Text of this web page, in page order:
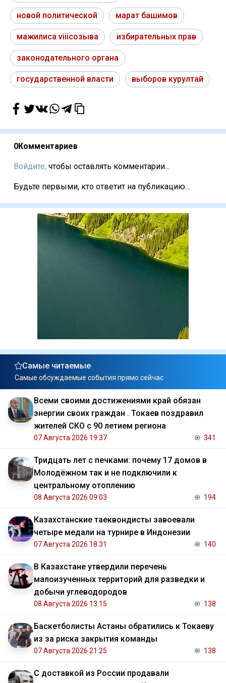
новой политической марат башимов
мажилиса viiiсозыва избирательных прав
законодательного органа
государственной власти выборов курултай
0Комментариев
Войдите, чтобы оставлять комментарии...
Будьте первыми, кто ответит на публикацию...
Самые читаемые
Самые обсуждаемые события прямо сейчас
Всеми своими достижениями край обязан
энергии своих граждан . Токаев поздравил
жителей СКО с 90 летием региона
07 Августа 2026 19:37 341
Тридцать лет с печками: почему 17 домов в
Молодёжном так и не подключили к
центральному отоплению
08 Августа 2026 09:03 194
Казахстанские таеквондисты завоевали
четыре медали на турнире в Индонезии
07 Августа 2026 18:31 140
В Казахстане утвердили перечень
малоизученных территорий для разведки и
добычи углеводородов
08 Августа 2026 13:15 138
Баскетболисты Астаны обратились к Токаеву
из за риска закрытия команды
07 Августа 2026 21:25 138
С доставкой из России продавали